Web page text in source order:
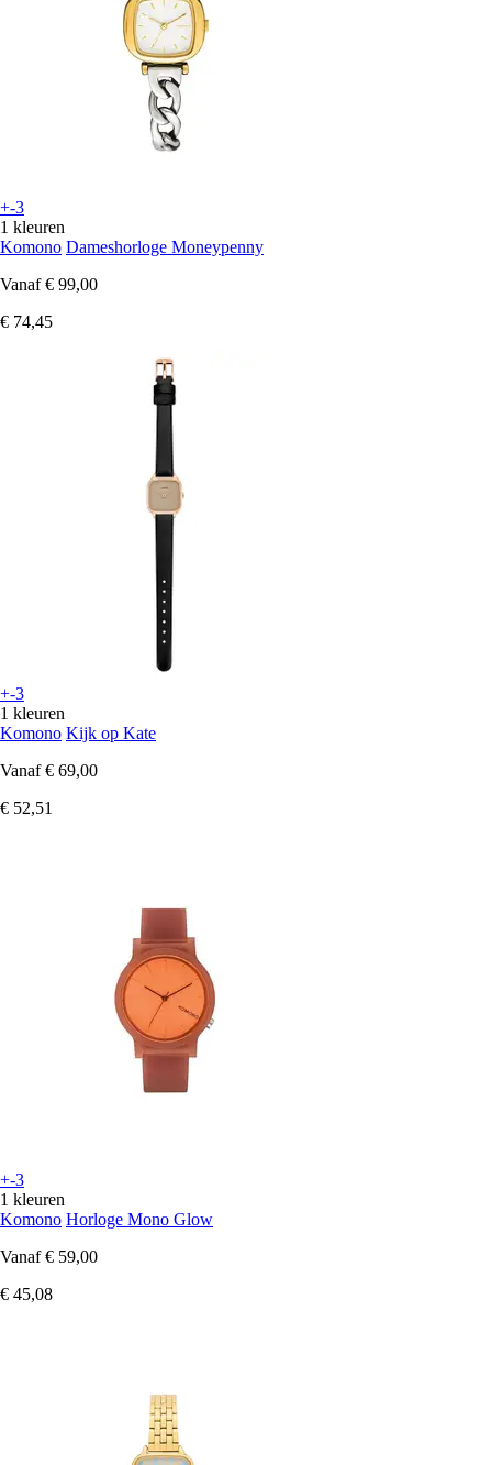
+-3
1 kleuren
Komono Dameshorloge Moneypenny
Vanaf € 99,00
€ 74,45
+-3
1 kleuren
Komono Kijk op Kate
Vanaf € 69,00
€ 52,51
+-3
1 kleuren
Komono Horloge Mono Glow
Vanaf € 59,00
€ 45,08